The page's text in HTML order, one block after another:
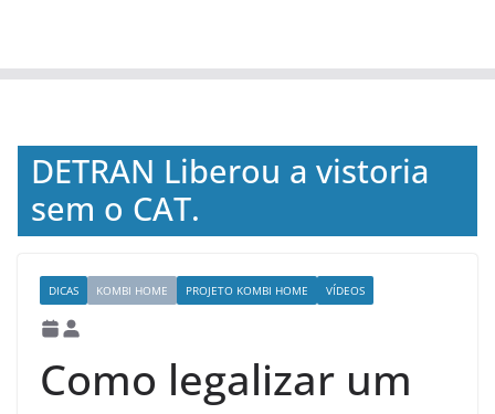
DETRAN Liberou a vistoria
sem o CAT.
DICAS KOMBI HOME PROJETO KOMBI HOME VÍDEOS
Como legalizar um